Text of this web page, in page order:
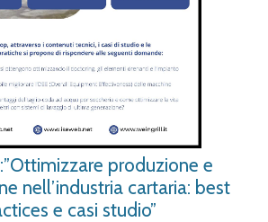
produzione e
nell’industria cartaria: best
e casi studio”